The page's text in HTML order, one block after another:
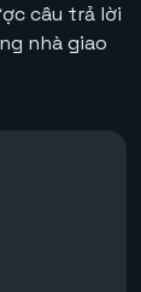
câu trả lời
nhà giao